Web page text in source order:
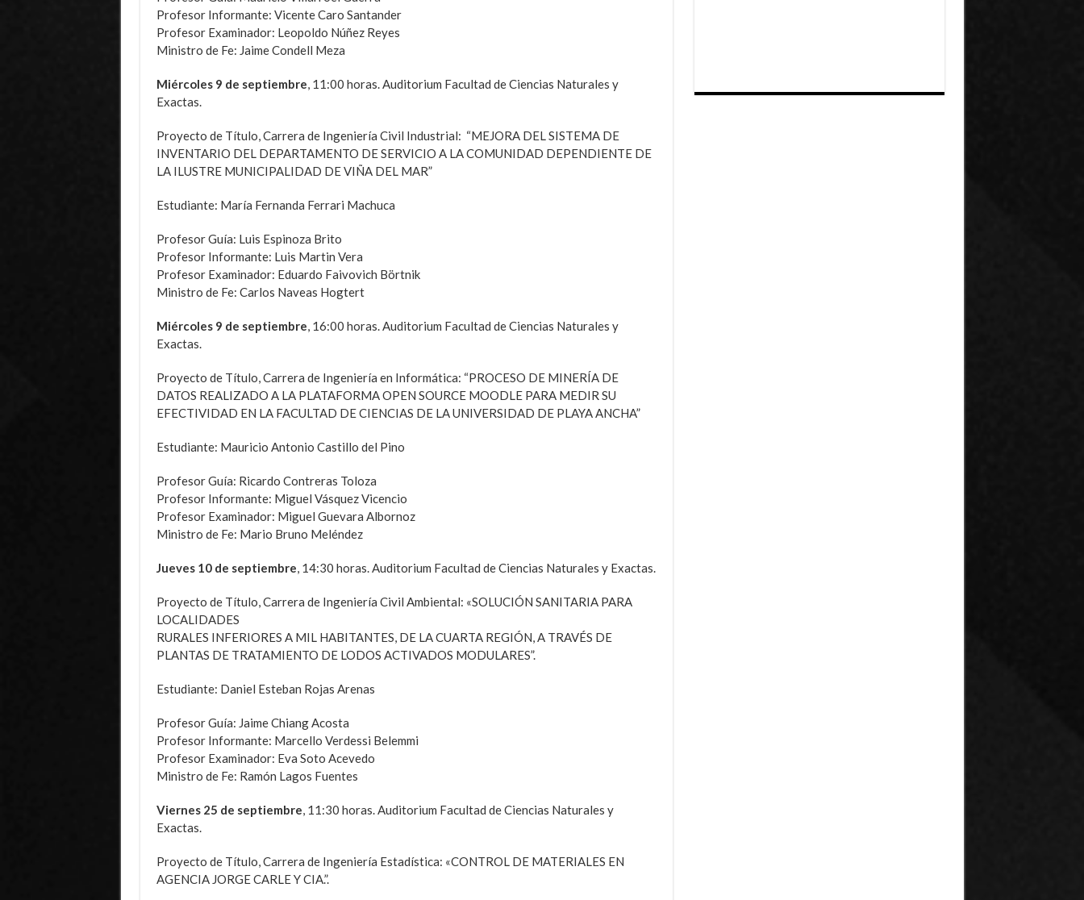
Profesor Informante: Vicente Caro Santander
Profesor Examinador: Leopoldo Núñez Reyes
Ministro de Fe: Jaime Condell Meza
Miércoles 9 de septiembre , 11:00 horas. Auditorium Facultad de Ciencias Naturales y
Exactas.
Proyecto de Título, Carrera de Ingeniería Civil Industrial: “MEJORA DEL SISTEMA DE
INVENTARIO DEL DEPARTAMENTO DE SERVICIO A LA COMUNIDAD DEPENDIENTE DE
LA ILUSTRE MUNICIPALIDAD DE VIÑA DEL MAR”
Estudiante: María Fernanda Ferrari Machuca
Profesor Guía: Luis Espinoza Brito
Profesor Informante: Luis Martin Vera
Profesor Examinador: Eduardo Faivovich Börtnik
Ministro de Fe: Carlos Naveas Hogtert
Miércoles 9 de septiembre , 16:00 horas. Auditorium Facultad de Ciencias Naturales y
Exactas.
Proyecto de Título, Carrera de Ingeniería en Informática: “PROCESO DE MINERÍA DE
DATOS REALIZADO A LA PLATAFORMA OPEN SOURCE MOODLE PARA MEDIR SU
EFECTIVIDAD EN LA FACULTAD DE CIENCIAS DE LA UNIVERSIDAD DE PLAYA ANCHA”
Estudiante: Mauricio Antonio Castillo del Pino
Profesor Guía: Ricardo Contreras Toloza
Profesor Informante: Miguel Vásquez Vicencio
Profesor Examinador: Miguel Guevara Albornoz
Ministro de Fe: Mario Bruno Meléndez
Jueves 10 de septiembre , 14:30 horas. Auditorium Facultad de Ciencias Naturales y Exactas.
Proyecto de Título, Carrera de Ingeniería Civil Ambiental: «SOLUCIÓN SANITARIA PARA
LOCALIDADES
RURALES INFERIORES A MIL HABITANTES, DE LA CUARTA REGIÓN, A TRAVÉS DE
PLANTAS DE TRATAMIENTO DE LODOS ACTIVADOS MODULARES”.
Estudiante: Daniel Esteban Rojas Arenas
Profesor Guía: Jaime Chiang Acosta
Profesor Informante: Marcello Verdessi Belemmi
Profesor Examinador: Eva Soto Acevedo
Ministro de Fe: Ramón Lagos Fuentes
Viernes 25 de septiembre , 11:30 horas. Auditorium Facultad de Ciencias Naturales y
Exactas.
Proyecto de Título, Carrera de Ingeniería Estadística: «CONTROL DE MATERIALES EN
AGENCIA JORGE CARLE Y CIA.”.